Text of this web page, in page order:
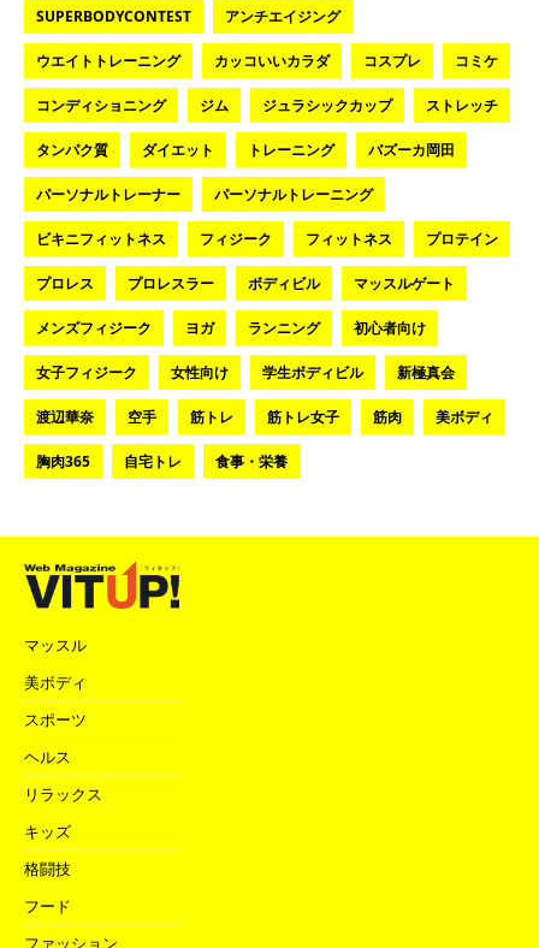
SUPERBODYCONTEST アンチエイジング
ウエイトトレーニング カッコいいカラダ コスプレ コミケ
コンディショニング ジム ジュラシックカップ ストレッチ
タンパク質 ダイエット トレーニング バズーカ岡田
パーソナルトレーナー パーソナルトレーニング
ビキニフィットネス フィジーク フィットネス プロテイン
プロレス プロレスラー ボディビル マッスルゲート
メンズフィジーク ヨガ ランニング 初心者向け
女子フィジーク 女性向け 学生ボディビル 新極真会
渡辺華奈 空手 筋トレ 筋トレ女子 筋肉 美ボディ
胸肉365 自宅トレ 食事・栄養
マッスル
美ボディ
スポーツ
ヘルス
リラックス
キッズ
格闘技
フード
ファッション